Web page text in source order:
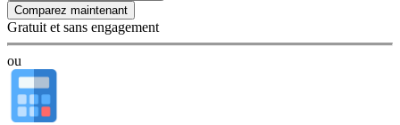
Gratuit et sans engagement
ou